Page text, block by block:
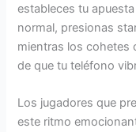
estableces tu
normal, presionas
mientras los cohetes
de que tu teléfono
Los jugadores que
este ritmo